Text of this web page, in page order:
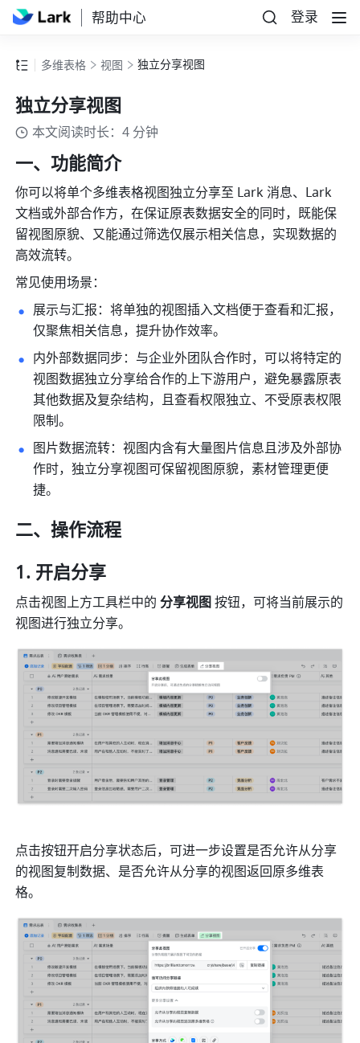
帮助中心 登录
多维表格 视图 独立分享视图
独立分享视图
本文阅读时长：4 分钟
一、功能简介
你可以将单个多维表格视图独立分享至 Lark 消息、Lark
文档或外部合作方，在保证原表数据安全的同时，既能保
留视图原貌、又能通过筛选仅展示相关信息，实现数据的
高效流转。
常见使用场景：
展示与汇报：将单独的视图插入文档便于查看和汇报，
仅聚焦相关信息，提升协作效率。
内外部数据同步：与企业外团队合作时，可以将特定的
视图数据独立分享给合作的上下游用户，避免暴露原表
其他数据及复杂结构，且查看权限独立、不受原表权限
限制。
图片数据流转：视图内含有大量图片信息且涉及外部协
作时，独立分享视图可保留视图原貌，素材管理更便
捷。
二、操作流程
开启分享
点击视图上方工具栏中的 分享视图 按钮，可将当前展示的
视图进行独立分享。
点击按钮开启分享状态后，可进一步设置是否允许从分享
的视图复制数据、是否允许从分享的视图返回原多维表
格。